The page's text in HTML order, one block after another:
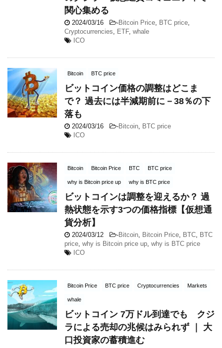
関心集める
2024/03/16 -Bitcoin Price BTC price
Cryptocurrencies
ETF, whale
ICO
Bitcoin BTC price
ビットコイン価格の調整はどこま
で？ 過去には半減期前に－38％の下
落も
2024/03/16 -Bitcoin BTC price
ICO
Bitcoin Bitcoin Price BTC BTC price
why is Bitcoin price up why is BTC price
ビットコインは調整を迎えるか？ 過
熱状態を示す3つの価格指標【仮想通
貨分析】
2024/03/12 -Bitcoin Bitcoin Price BTC BTC
price why is Bitcoin price up why is BTC price
ICO
Bitcoin Price BTC price Cryptocurrencies Markets
whale
ビットコイン 7万ドル到達でも クジ
ラによる売却の兆候はみられず ｜ 大
口投資家の蓄積進む